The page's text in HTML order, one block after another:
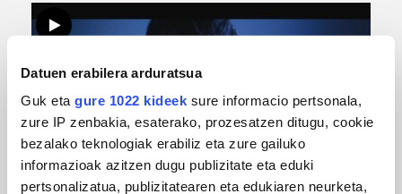
Datuen erabilera arduratsua
Guk eta gure 1022 kideek sure informacio pertsonala,
zure IP zenbakia, esaterako, prozesatzen ditugu, cookie
bezalako teknologiak erabiliz eta zure gailuko
informazioak azitzen dugu publizitate eta eduki
pertsonalizatua, publizitatearen eta edukiaren neurketa,
MUSIKA